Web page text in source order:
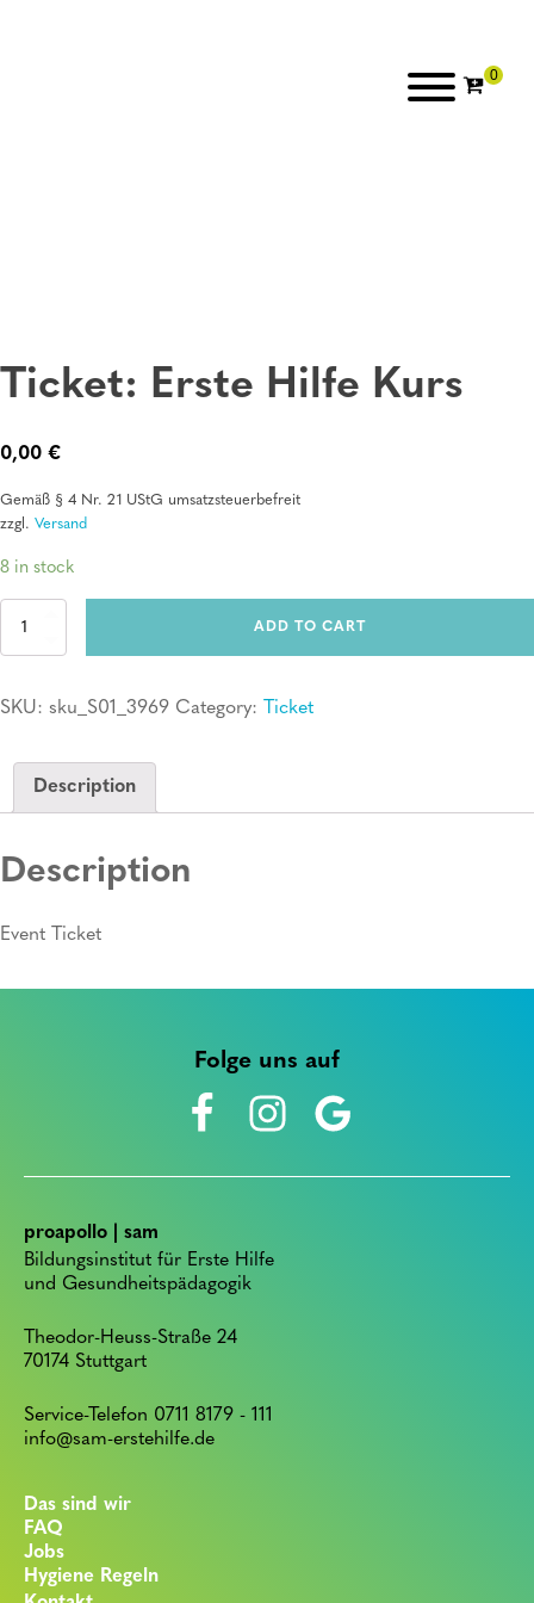
Ticket: Erste Hilfe Kurs
0,00 €
Gemäß § 4 Nr. 21 UStG umsatzsteuerbefreit
zzgl. Versand
8 in stock
Ticket:
quantity
ADD TO CART
SKU: sku_S01_3969 Category: Ticket
Description
Description
Event Ticket
Folge uns auf
proapollo | sam
Bildungsinstitut für Erste Hilfe
und Gesundheitspädagogik
Theodor-Heuss-Straße 24
70174 Stuttgart
Service-Telefon 0711 8179 - 111
info@sam-erstehilfe.de
Das sind wir
FAQ
Jobs
Hygiene Regeln